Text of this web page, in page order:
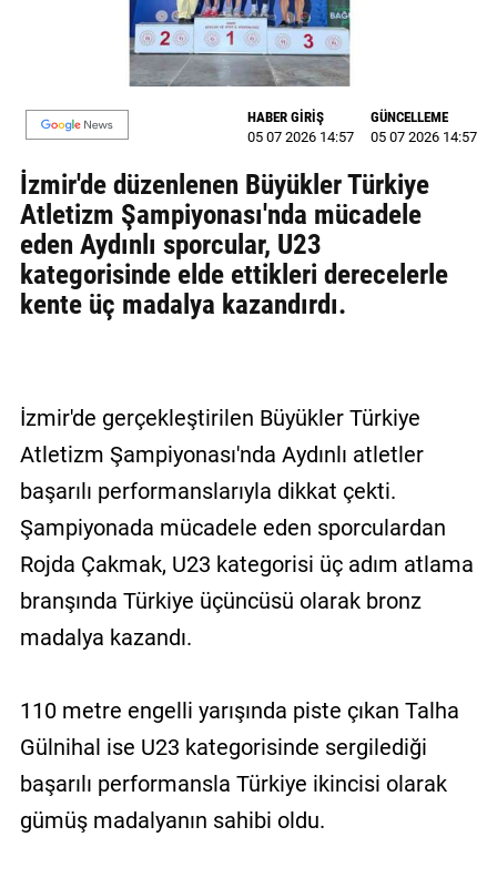
VİDEO
YAZARLAR
BİZE
ULAŞIN
Künye
Politikası
HABER GİRİŞ
05 07 2026 14:57
GÜNCELLEME
05 07 2026 14:57
İzmir'de düzenlenen Büyükler Türkiye
Atletizm Şampiyonası'nda mücadele
eden Aydınlı sporcular, U23
kategorisinde elde ettikleri derecelerle
kente üç madalya kazandırdı.
İzmir'de gerçekleştirilen Büyükler Türkiye
Atletizm Şampiyonası'nda Aydınlı atletler
başarılı performanslarıyla dikkat çekti.
Şampiyonada mücadele eden sporculardan
Rojda Çakmak, U23 kategorisi üç adım atlama
branşında Türkiye üçüncüsü olarak bronz
madalya kazandı.
110 metre engelli yarışında piste çıkan Talha
Gülnihal ise U23 kategorisinde sergilediği
başarılı performansla Türkiye ikincisi olarak
gümüş madalyanın sahibi oldu.